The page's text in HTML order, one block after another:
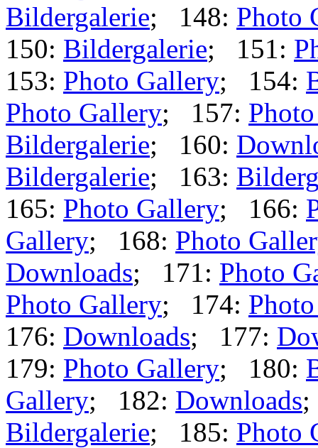
Bildergalerie; 148: Photo
150: Bildergalerie; 151:
153: Photo Gallery; 154:
Photo Gallery; 157:
Bildergalerie; 160:
Bildergalerie; 163:
165: Photo Gallery; 166:
Gallery; 168: Photo
Downloads; 171: Photo
Photo Gallery; 174:
176: Downloads; 177:
179: Photo Gallery; 180:
Gallery; 182: Downloads
Bildergalerie; 185: Photo